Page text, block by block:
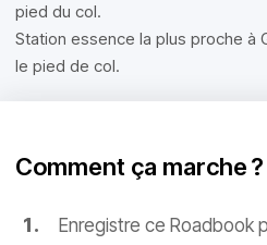
pied du col.
Station essence la plus proche à
le pied de col.
Comment ça marche ?
Enregistre ce Roadbook